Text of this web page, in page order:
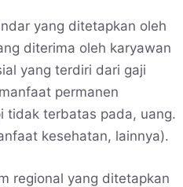
yang ditetapkan oleh
diterima oleh karyawan
yang terdiri dari gaji
permanen
tidak terbatas pada, uang.
kesehatan, lainnya).
regional yang ditetapkan